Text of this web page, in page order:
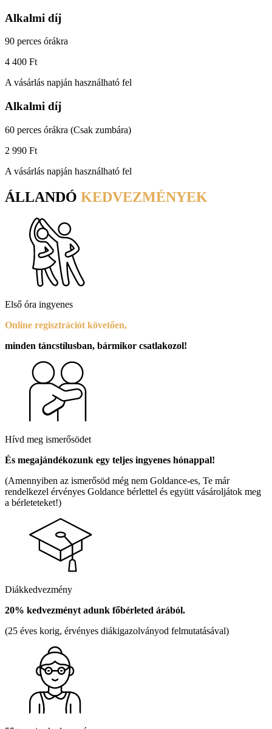
Alkalmi díj
90 perces órákra
4 400 Ft
A vásárlás napján használható fel
Alkalmi díj
60 perces órákra (Csak zumbára)
2 990 Ft
A vásárlás napján használható fel
ÁLLANDÓ KEDVEZMÉNYEK
Első óra ingyenes
Online regisztrációt követően,
minden táncstílusban, bármikor csatlakozol!
Hívd meg ismerősödet
És megajándékozunk egy teljes ingyenes hónappal!
(Amennyiben az ismerősöd még nem Goldance-es, Te már
rendelkezel érvényes Goldance bérlettel és együtt vásároljátok meg
a bérleteteket!)
Diákkedvezmény
20% kedvezményt adunk főbérleted árából.
(25 éves korig, érvényes diákigazolványod felmutatásával)